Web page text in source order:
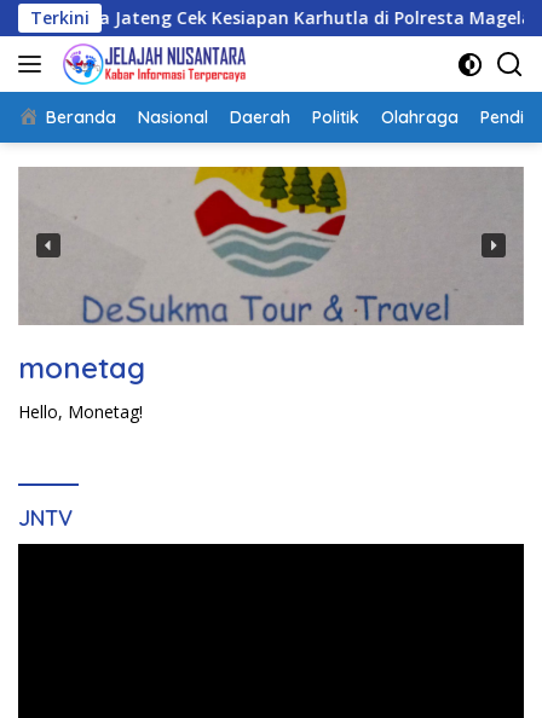
Langsung
ke
konten
Terkini
Jateng Cek Kesiapan Karhutla di Polresta Magelang
Beranda Nasional Daerah Politik Olahraga
monetag
Hello, Monetag!
JNTV